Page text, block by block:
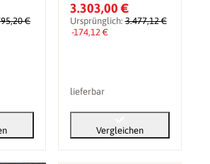
€
3.303,00 €
Ursprünglich:3.477,12 €
-174,12 €
lieferbar
Vergleichen